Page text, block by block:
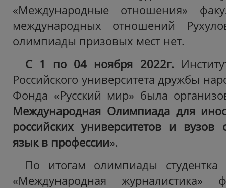
«Международные отношения»
международных отношений
олимпиады призовых мест нет.
С 1 по 04 ноября 2022г.
Российского университета дружбы
Фонда «Русский мир» была
Международная Олимпиада для
российских университетов и вузов
язык в профессии».
По итогам олимпиады студентка
«Международная журналистика»